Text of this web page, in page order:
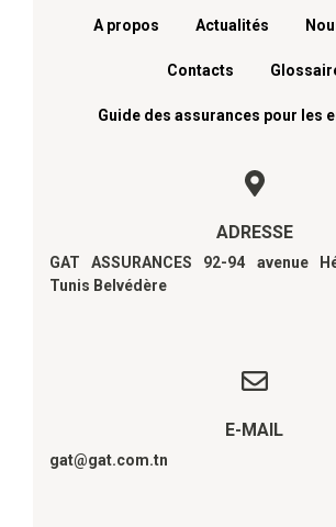
A propos Actualités
Contacts
Guide des assurances pour les
ADRESSE
GAT ASSURANCES 92-94 avenue
Tunis Belvédère
E-MAIL
gat@gat.com.tn